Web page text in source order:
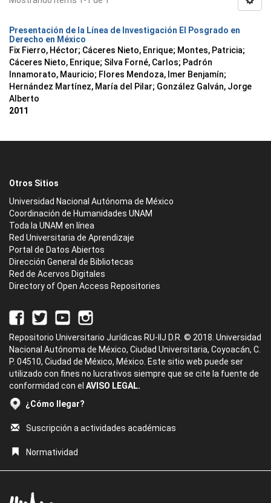
Presentación de la Línea de Investigación El Posgrado en
Derecho en México
Fix Fierro, Héctor; Cáceres Nieto, Enrique; Montes, Patricia;
Cáceres Nieto, Enrique; Silva Forné, Carlos; Padrón
Innamorato, Mauricio; Flores Mendoza, Imer Benjamín;
Hernández Martínez, María del Pilar; González Galván, Jorge
Alberto
2011
Otros Sitios
Universidad Nacional Autónoma de México
Coordinación de Humanidades UNAM
Toda la UNAM en línea
Red Universitaria de Aprendizaje
Portal de Datos Abiertos
Dirección General de Bibliotecas
Red de Acervos Digitales
Directory of Open Access Repositories
Repositorio Universitario Jurídicas RU-IIJ D.R. © 2018. Universidad
Nacional Autónoma de México, Ciudad Universitaria, Coyoacán, C.
P. 04510, Ciudad de México, México. Este sitio web puede ser
utilizado con fines no lucrativos siempre que se cite la fuente de
conformidad con el AVISO LEGAL.
¿Cómo llegar?
Suscripción a actividades académicas
Normatividad